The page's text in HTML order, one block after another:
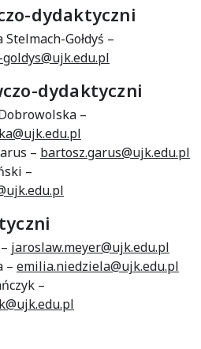
dydaktyczni
Gołdyś –
dydaktyczni
–
– bartosz.garus@ujk.edu.pl
–
jaroslaw.meyer@ujk.edu.pl
– emilia.niedziela@ujk.edu.pl
–